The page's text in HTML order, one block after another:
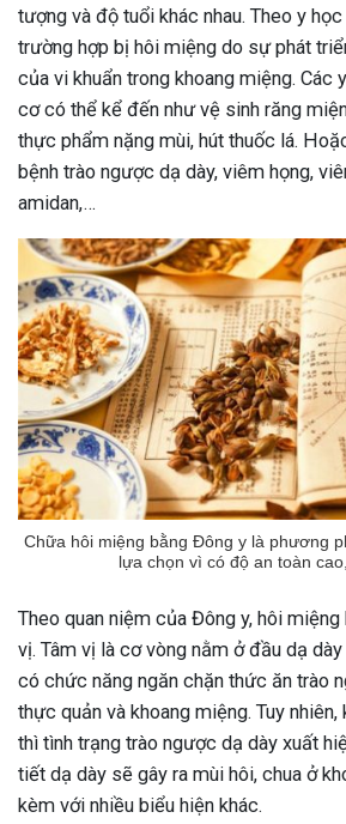
tượng và độ tuổi khác nhau. Theo y
trường hợp bị hôi miệng do sự phát
của vi khuẩn trong khoang miệng. Các
cơ có thể kể đến như vệ sinh răng
thực phẩm nặng mùi, hút thuốc lá.
bệnh trào ngược dạ dày, viêm họng,
amidan,…
Chữa hôi miệng bằng Đông y là phương
lựa chọn vì có độ an toàn
Theo quan niệm của Đông y, hôi
vị. Tâm vị là cơ vòng nằm ở đầu dạ
có chức năng ngăn chặn thức ăn trào
thực quản và khoang miệng. Tuy
thì tình trạng trào ngược dạ dày xuất
tiết dạ dày sẽ gây ra mùi hôi, chua ở
kèm với nhiều biểu hiện khác.